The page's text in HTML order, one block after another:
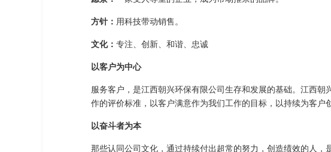
方针： 用科技带动销售。
文化： 专注、创新、和谐、忠诚
以客户为中心
服务客户，是江西朝兴环保有限公司生存和发展的基础。江西
作的评价标准，以客户满意作为我们工作的目标，以持续为客户
以奋斗者为本
那些认同公司文化，通过持续付出超常的努力，创造绩效的人